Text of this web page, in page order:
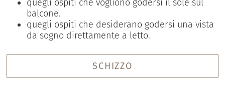
quegli ospiti che vogliono godersi il sole sul
balcone.
quegli ospiti che desiderano godersi una vista
da sogno direttamente a letto.
SCHIZZO